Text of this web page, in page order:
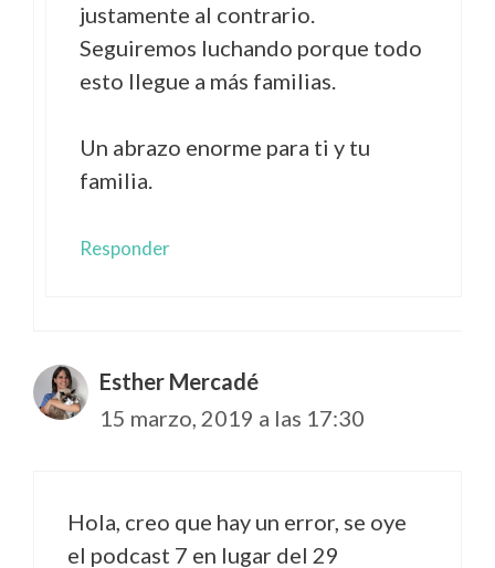
justamente al contrario.
Seguiremos luchando porque todo
esto llegue a más familias.
Un abrazo enorme para ti y tu
familia.
Responder
Esther Mercadé
15 marzo, 2019 a las 17:30
Hola, creo que hay un error, se oye
el podcast 7 en lugar del 29